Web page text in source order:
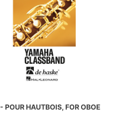
POUR HAUTBOIS, FOR OBOE